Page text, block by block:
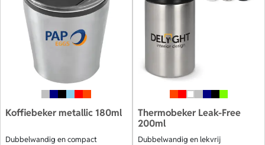
Koffiebeker metallic 180ml
Dubbelwandig en compact
Thermobeker Leak-Free
200ml
Dubbelwandig en lekvrij